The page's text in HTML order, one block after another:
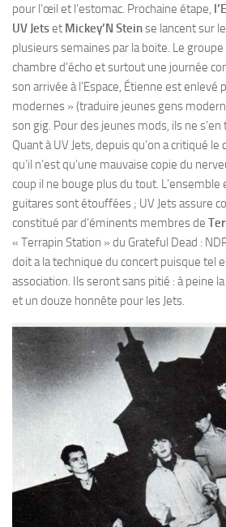
pour l’œil et l’estomac. Prochaine étape,
UV Jetset Mickey’N Steinse lancent sur
plusieurs semaines par la boite. Le
chambre d’écho et surtout une journée
son arrivée à l’Espace, Étienne est enlevé
modernes » (traduire jeunes gens
son gig. Pour des jeunes mods, ils ne
Quant à UV Jets, depuis qu’on a critiqué
qu’il n’est qu’une mauvaise copie du
coup il ne bouge plus du tout.
guitares sont étouffées ; UV Jets assure
constitué par d’éminents membres de
« Terrapin Station » du Grateful Dead :
doit a la technique du concert puisque tel
association. Ils seront sans pitié : à peine
et un douze honnête pour les Jets.